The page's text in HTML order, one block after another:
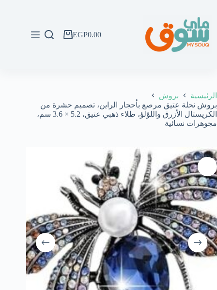
المحتوى
عربةEGP0.00
الرئيسية
بروش
بروش نحلة عتيق مرصع بأحجار الراين، تصميم حشرة من
الكريستال الأزرق واللؤلؤ، طلاء ذهبي عتيق، 5.2 × 3.6 سم،
مجوهرات نسائية